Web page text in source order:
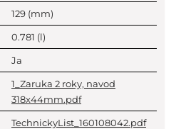
129 (mm)
0.781 (l)
Ja
1_Zaruka 2 roky, navod
318x44mm.pdf
TechnickyList_160108042.pdf